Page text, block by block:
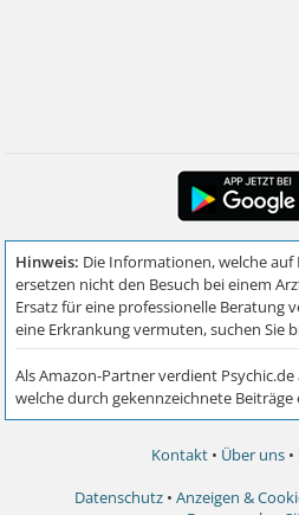
Kontakt • Über uns •
Datenschutz • Anzeigen &